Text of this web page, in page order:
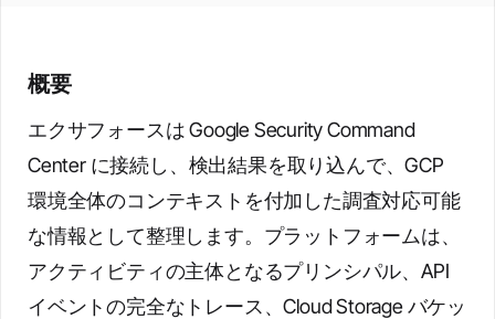
概要
エクサフォースは Google Security Command
Center に接続し、検出結果を取り込んで、GCP
環境全体のコンテキストを付加した調査対応可能
な情報として整理します。プラットフォームは、
アクティビティの主体となるプリンシパル、API
イベントの完全なトレース、Cloud Storage バケッ